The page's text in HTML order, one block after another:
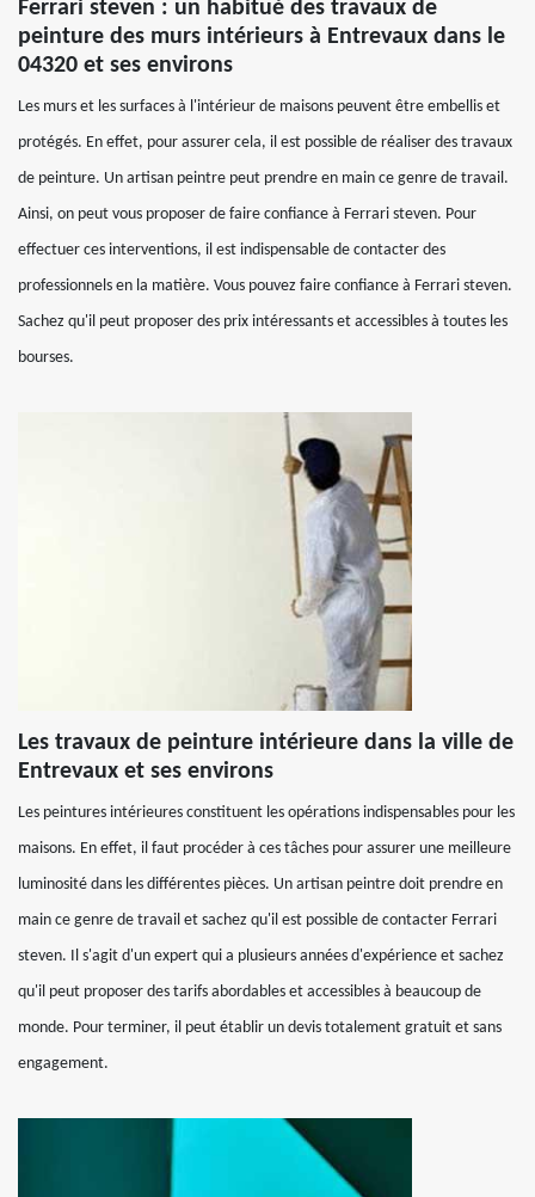
Ferrari steven : un habitué des travaux de
peinture des murs intérieurs à Entrevaux dans le
04320 et ses environs
Les murs et les surfaces à l'intérieur de maisons peuvent être embellis et
protégés. En effet, pour assurer cela, il est possible de réaliser des travaux
de peinture. Un artisan peintre peut prendre en main ce genre de travail.
Ainsi, on peut vous proposer de faire confiance à Ferrari steven. Pour
effectuer ces interventions, il est indispensable de contacter des
professionnels en la matière. Vous pouvez faire confiance à Ferrari steven.
Sachez qu'il peut proposer des prix intéressants et accessibles à toutes les
bourses.
Les travaux de peinture intérieure dans la ville de
Entrevaux et ses environs
Les peintures intérieures constituent les opérations indispensables pour les
maisons. En effet, il faut procéder à ces tâches pour assurer une meilleure
luminosité dans les différentes pièces. Un artisan peintre doit prendre en
main ce genre de travail et sachez qu'il est possible de contacter Ferrari
steven. Il s'agit d'un expert qui a plusieurs années d'expérience et sachez
qu'il peut proposer des tarifs abordables et accessibles à beaucoup de
monde. Pour terminer, il peut établir un devis totalement gratuit et sans
engagement.